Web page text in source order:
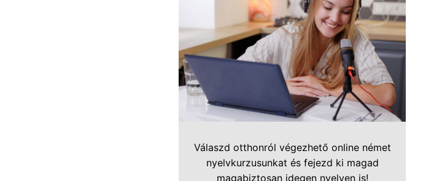
Válaszd otthonról végezhető online német
nyelvkurzusunkat és fejezd ki magad
magabiztosan idegen nyelven is!